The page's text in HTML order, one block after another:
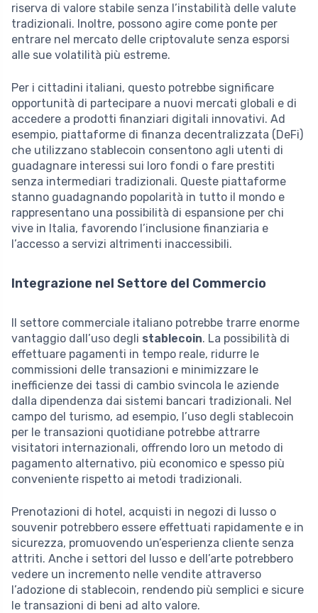
riserva di valore stabile senza l’instabilità delle valute
tradizionali. Inoltre, possono agire come ponte per
entrare nel mercato delle criptovalute senza esporsi
alle sue volatilità più estreme.
Per i cittadini italiani, questo potrebbe significare
opportunità di partecipare a nuovi mercati globali e di
accedere a prodotti finanziari digitali innovativi. Ad
esempio, piattaforme di finanza decentralizzata (DeFi)
che utilizzano stablecoin consentono agli utenti di
guadagnare interessi sui loro fondi o fare prestiti
senza intermediari tradizionali. Queste piattaforme
stanno guadagnando popolarità in tutto il mondo e
rappresentano una possibilità di espansione per chi
vive in Italia, favorendo l’inclusione finanziaria e
l’accesso a servizi altrimenti inaccessibili.
Integrazione nel Settore del Commercio
Il settore commerciale italiano potrebbe trarre enorme
vantaggio dall’uso degli stablecoin. La possibilità di
effettuare pagamenti in tempo reale, ridurre le
commissioni delle transazioni e minimizzare le
inefficienze dei tassi di cambio svincola le aziende
dalla dipendenza dai sistemi bancari tradizionali. Nel
campo del turismo, ad esempio, l’uso degli stablecoin
per le transazioni quotidiane potrebbe attrarre
visitatori internazionali, offrendo loro un metodo di
pagamento alternativo, più economico e spesso più
conveniente rispetto ai metodi tradizionali.
Prenotazioni di hotel, acquisti in negozi di lusso o
souvenir potrebbero essere effettuati rapidamente e in
sicurezza, promuovendo un’esperienza cliente senza
attriti. Anche i settori del lusso e dell’arte potrebbero
vedere un incremento nelle vendite attraverso
l’adozione di stablecoin, rendendo più semplici e sicure
le transazioni di beni ad alto valore.